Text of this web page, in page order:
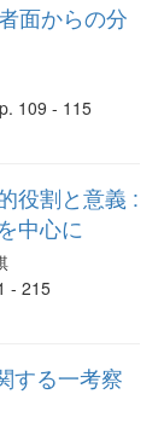
面からの分
109 - 115
役割と意義 :
中心に
- 215
する一考察